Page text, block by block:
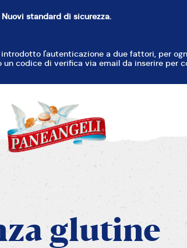
Nuovi standard di sicurezza.
l'autenticazione a due fattori, per
codice di verifica via email da inserire per
glutine